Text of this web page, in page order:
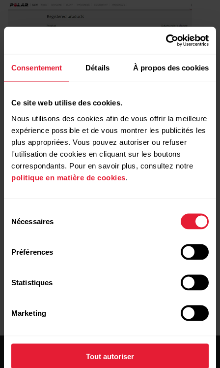
Consentement Détails À propos des cookies
Ce site web utilise des cookies.
Nous utilisons des cookies afin de vous offrir la meilleure
expérience possible et de vous montrer les publicités les
plus appropriées. Vous pouvez autoriser ou refuser
l'utilisation de cookies en cliquant sur les boutons
correspondants. Pour en savoir plus, consultez notre
politique en matière de cookies
Nécessaires
Préférences
Statistiques
Marketing
Tout autoriser
Autre mesure
Comment réinitialiser mon Polar Loop ?
cardiaque H9/H10 ?